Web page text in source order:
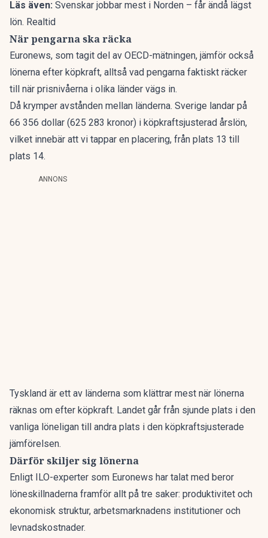
Läs även: Svenskar jobbar mest i Norden – får ändå lägst
lön. Realtid
När pengarna ska räcka
Euronews, som tagit del av OECD-mätningen, jämför också
lönerna efter köpkraft, alltså vad pengarna faktiskt räcker
till när prisnivåerna i olika länder vägs in.
Då krymper avstånden mellan länderna. Sverige landar på
66 356 dollar (625 283 kronor) i köpkraftsjusterad årslön,
vilket innebär att vi tappar en placering, från plats 13 till
plats 14.
ANNONS
Tyskland är ett av länderna som klättrar mest när lönerna
räknas om efter köpkraft. Landet går från sjunde plats i den
vanliga löneligan till andra plats i den köpkraftsjusterade
jämförelsen.
Därför skiljer sig lönerna
Enligt ILO-experter som Euronews har talat med beror
löneskillnaderna framför allt på tre saker: produktivitet och
ekonomisk struktur, arbetsmarknadens institutioner och
levnadskostnader.